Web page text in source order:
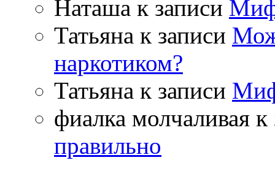
Наташа к записи
Татьяна к записи
наркотиком?
Татьяна к записи
фиалка молчаливая к
правильно